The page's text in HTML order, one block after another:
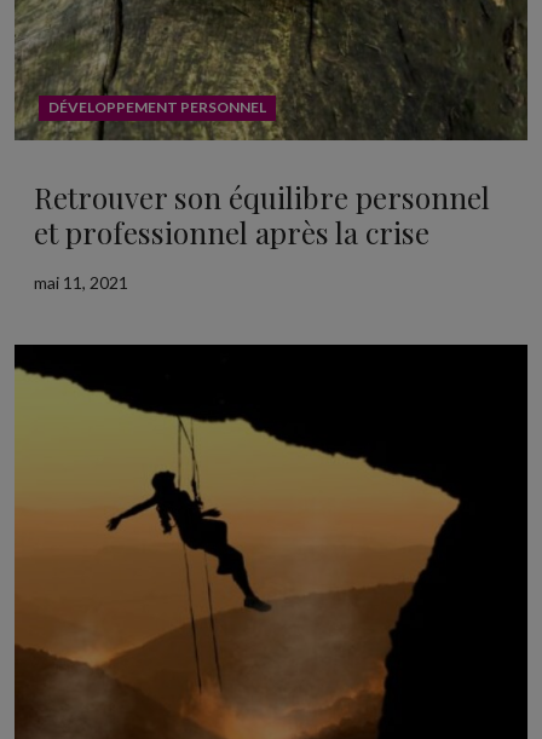
DÉVELOPPEMENT PERSONNEL
Retrouver son équilibre personnel
et professionnel après la crise
mai 11, 2021